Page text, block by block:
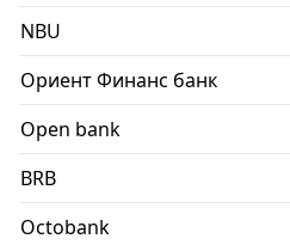
NBU
Ориент Финанс банк
Open bank
BRB
Octobank